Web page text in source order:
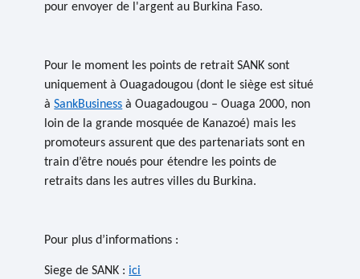
pour envoyer de l'argent au Burkina Faso.
Pour le moment les points de retrait SANK sont
uniquement à Ouagadougou (dont le siège est situé
àSankBusiness à Ouagadougou – Ouaga 2000, non
loin de la grande mosquée de Kanazoé) mais les
promoteurs assurent que des partenariats sont en
train d’être noués pour étendre les points de
retraits dans les autres villes du Burkina.
Pour plus d’informations :
Siege deSANK : ici